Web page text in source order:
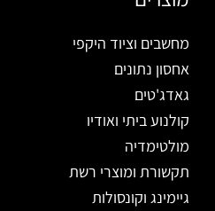
מחשבים וציוד היקפי
אחסון נתונים
גאדג'טים
קולנוע ביתי ואודיו
מולטימדיה
תקשורת ומוצרי רשת
גיימינג וקונסולות